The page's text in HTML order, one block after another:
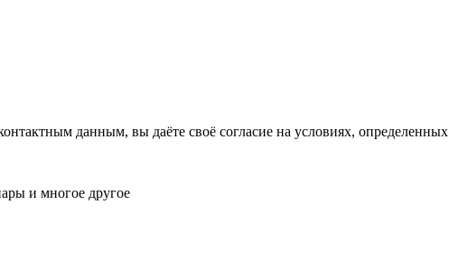
данным, вы даёте своё согласие на условиях, определенных
и многое другое